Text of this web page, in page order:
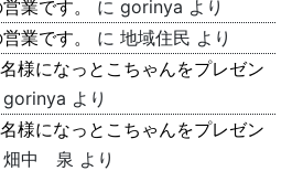
業です。 に gorinya より
業です。
に 地域住民 より
様になっとこちゃんをプレゼン
gorinya より
様になっとこちゃんをプレゼン
畑中 泉 より